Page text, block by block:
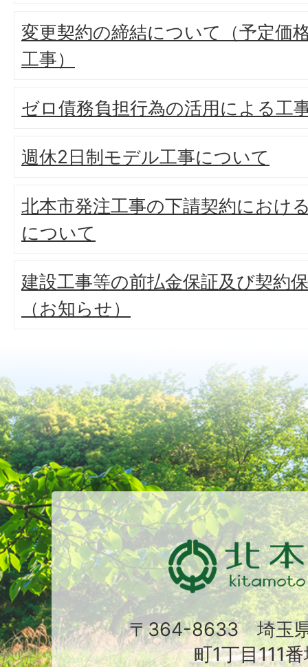
変更契約の締結について（予定価
工事）
ゼロ債務負担行為の活用による工
週休2日制モデル工事について
北本市発注工事の下請契約におけ
について
建設工事等の前払金保証及び契約
（お知らせ）
〒364-8633 埼玉
町1丁目111